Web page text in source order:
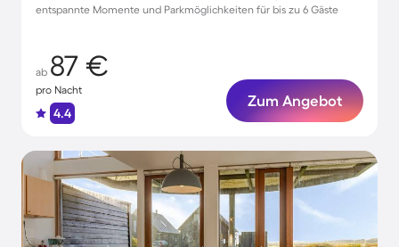
entspannte Momente und Parkmöglichkeiten für bis zu 6 Gäste
ab 87 €
pro Nacht
4.4
Zum Angebot